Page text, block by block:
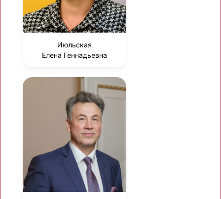
Июльская
Елена Геннадьевна